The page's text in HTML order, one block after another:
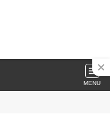
MENU